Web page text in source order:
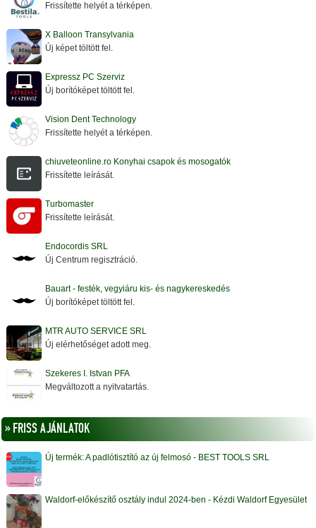
Frissítette helyét a térképen.
X Balloon Transylvania
Új képet töltött fel.
Expressz PC Szerviz
Új borítóképet töltött fel.
Vision Dent Technology
Frissítette helyét a térképen.
chiuveteonline.ro Konyhai csapok és mosogatók
Frissítette leírását.
Turbomaster
Frissítette leírását.
Endocordis SRL
Új Centrum regisztráció.
Bauart - festék, vegyiáru kis- és nagykereskedés
Új borítóképet töltött fel.
MTR AUTO SERVICE SRL
Új elérhetőséget adott meg.
Szekeres I. Istvan PFA
Megváltozott a nyitvatartás.
» FRISS AJÁNLATOK
Új termék: A padlótisztító az új felmosó - BEST TOOLS SRL
Waldorf-előkészítő osztály indul 2024-ben - Kézdi Waldorf Egyesület